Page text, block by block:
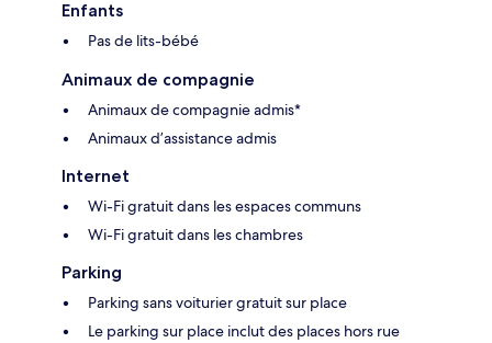
Enfants
Pas de lits-bébé
Animaux de compagnie
Animaux de compagnie admis*
Animaux d’assistance admis
Internet
Wi-Fi gratuit dans les espaces communs
Wi-Fi gratuit dans les chambres
Parking
Parking sans voiturier gratuit sur place
Le parking sur place inclut des places hors rue